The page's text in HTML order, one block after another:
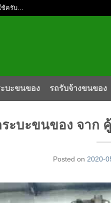
ช้ครับ...
บะขนของ รถรับจ้างขนของ
ะบะขนของ จาก
Posted on 2020-